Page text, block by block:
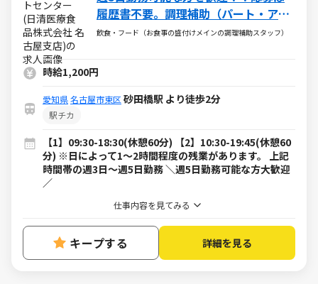
履歴書不要。調理補助（パート・アル
バイト）求人
飲食・フード（お食事の盛付けメインの調理補助スタッフ）
時給1,200円
愛知県名古屋市東区 砂田橋駅 より徒歩2分
駅チカ
【1】09:30-18:30(休憩60分) 【2】10:30-19:45(休憩60
分) ※日によって1～2時間程度の残業があります。 上記
時間帯の週3日～週5日勤務 ＼週5日勤務可能な方大歓迎
／
仕事内容を見てみる
キープする 詳細を見る